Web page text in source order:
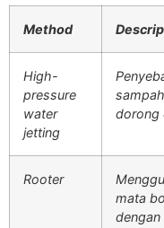
Method
High-
pressure
water
jetting
dorong
Rooter
mata
dengan